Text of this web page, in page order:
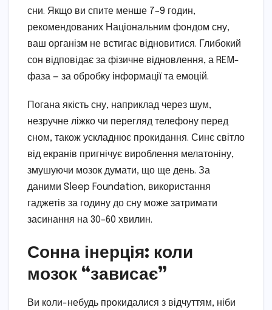
сни. Якщо ви спите менше 7–9 годин,
рекомендованих Національним фондом сну,
ваш організм не встигає відновитися. Глибокий
сон відповідає за фізичне відновлення, а REM-
фаза — за обробку інформації та емоцій.
Погана якість сну, наприклад через шум,
незручне ліжко чи перегляд телефону перед
сном, також ускладнює прокидання. Синє світло
від екранів пригнічує вироблення мелатоніну,
змушуючи мозок думати, що ще день. За
даними Sleep Foundation, використання
гаджетів за годину до сну може затримати
засинання на 30–60 хвилин.
Сонна інерція: коли
мозок “зависає”
Ви коли-небудь прокидалися з відчуттям, ніби